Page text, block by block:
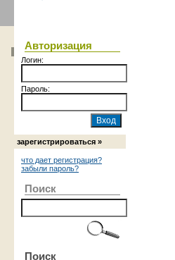
Авторизация
Логин:
Пароль:
зарегистрироваться »
что дает регистрация?
забыли пароль?
Поиск
Поиск